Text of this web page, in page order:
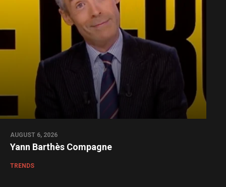
AUGUST 6, 2026
Yann Barthès Compagne
TRENDS